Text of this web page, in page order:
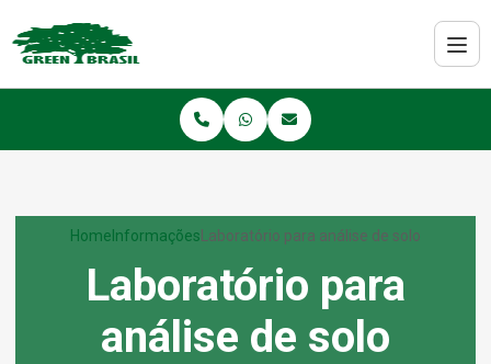
HomeInformaçõesLaboratório para análise de solo
Laboratório para
análise de solo